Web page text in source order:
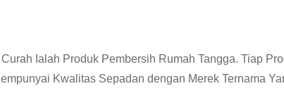
Ialah Produk Pembersih Rumah Tangga. Tiap
Kwalitas Sepadan dengan Merek Ternama